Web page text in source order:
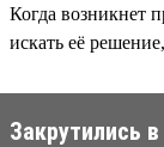
Когда возникнет
искать её
Закрутились